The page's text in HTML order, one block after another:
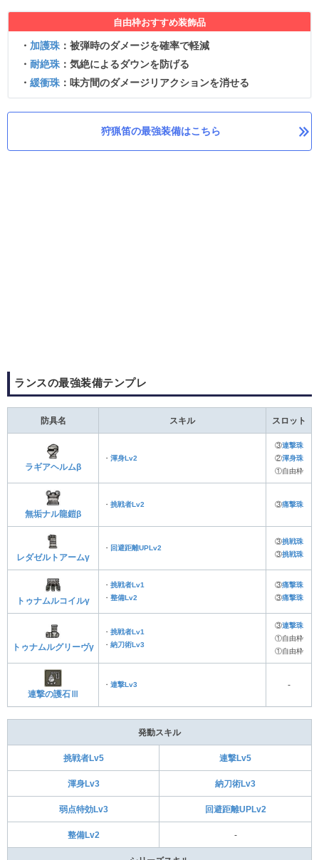
自由枠おすすめ装飾品
・ 加護珠 ：被弾時のダメージを確率で軽減
・耐絶珠 ：気絶によるダウンを防げる
・緩衝珠 ：味方間のダメージリアクションを消せる
狩猟笛の最強装備はこちら
ランスの最強装備テンプレ
防具名 スキル スロット
ラギアヘルムβ
・ 渾身Lv2
③連撃珠
②渾身珠
①自由枠
無垢ナル龍鎧β
・ 挑戦者Lv2 ③痛撃珠
レダゼルトアームγ
・ 回避距離UPLv2
③挑戦珠
③挑戦珠
トゥナムルコイルγ
・ 挑戦者Lv1
・ 整備Lv2
③痛撃珠
③痛撃珠
トゥナムルグリーヴγ
・ 挑戦者Lv1
・ 納刀術Lv3
③連撃珠
①自由枠
①自由枠
連撃の護石Ⅲ
・ 連撃Lv3 ‐
発動スキル
挑戦者Lv5 連撃Lv5
渾身Lv3 納刀術Lv3
弱点特効Lv3 回避距離UPLv2
整備Lv2 ‐